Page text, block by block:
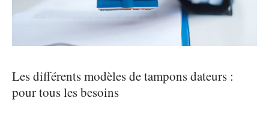
Les différents modèles de tampons dateurs :
pour tous les besoins